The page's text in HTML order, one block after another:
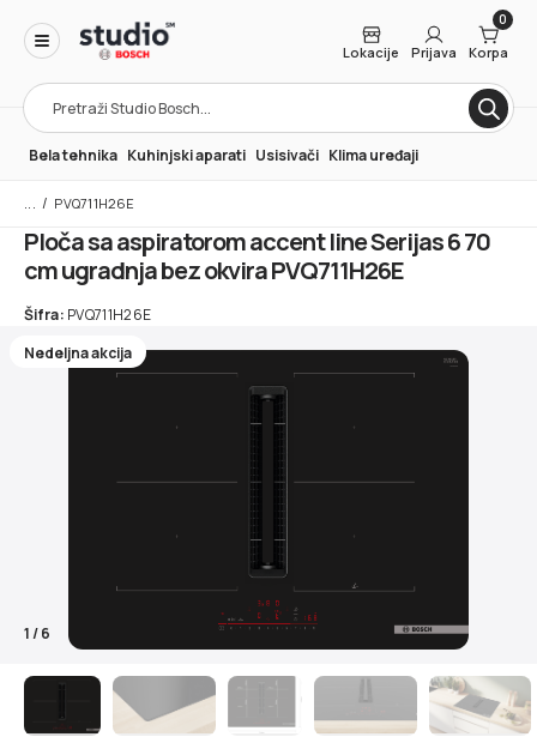
Products
search
Lokacije Prijava
0
Korpa
Bela tehnika Kuhinjski aparati Usisivači Klima uređaji
/ PVQ711H26E
Ploča sa aspiratorom accent line Serijas 6 70
cm ugradnja bez okvira PVQ711H26E
Šifra: PVQ711H26E
Nedeljna akcija
1/6